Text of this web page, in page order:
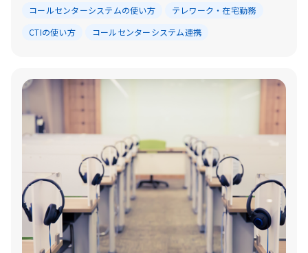
コールセンターシステムの使い方
テレワーク・在宅勤務
CTIの使い方
コールセンターシステム連携